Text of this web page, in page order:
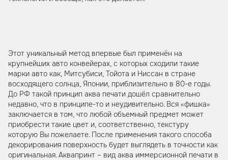
Этот уникальный метод впервые был применён на
крупнейших авто конвейерах, с которых сходили такие
марки авто как, Митсубиси, Тойота и Ниссан в стране
восходящего солнца, Японии, приблизительно в 80-е годы.
До РФ такой принцип аква печати дошёл сравнительно
недавно, что в принципе-то и неудивительно. Вся «фишка»
заключается в том, что любой объемный предмет может
приобрести такие цвет и, соответственно, текстуру
которую Вы пожелаете. После применения такого способа
декорирования поверхность будет выглядеть в точности как
оригинальная. Аквапринт – вид аква иммерсионной печати в